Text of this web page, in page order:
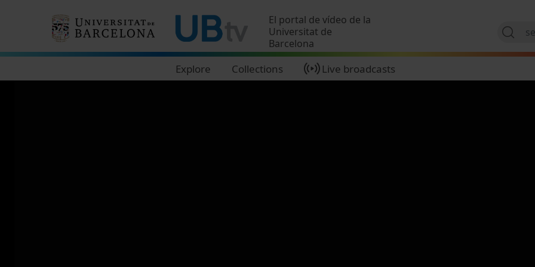
El portal de vídeo de la
Universitat de
Barcelona
Explore Collections Live broadcasts